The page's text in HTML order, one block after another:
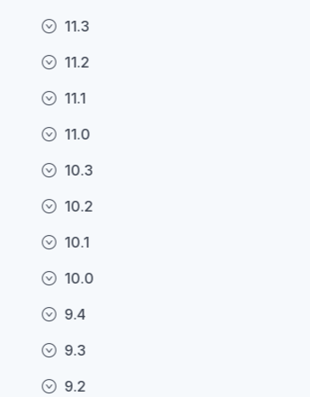
11.3
11.2
11.1
11.0
10.3
10.2
10.1
10.0
9.4
9.3
9.2